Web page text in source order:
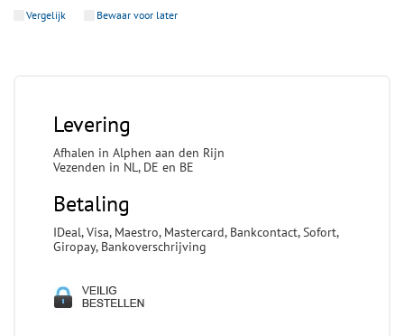
Vergelijk
Bewaar voor later
Levering
Afhalen in Alphen aan den Rijn
Vezenden in NL, DE en BE
Betaling
IDeal, Visa, Maestro, Mastercard, Bankcontact, Sofort,
Giropay, Bankoverschrijving